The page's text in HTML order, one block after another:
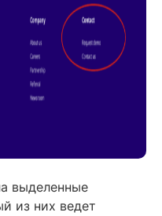
выделенные
из них ведет